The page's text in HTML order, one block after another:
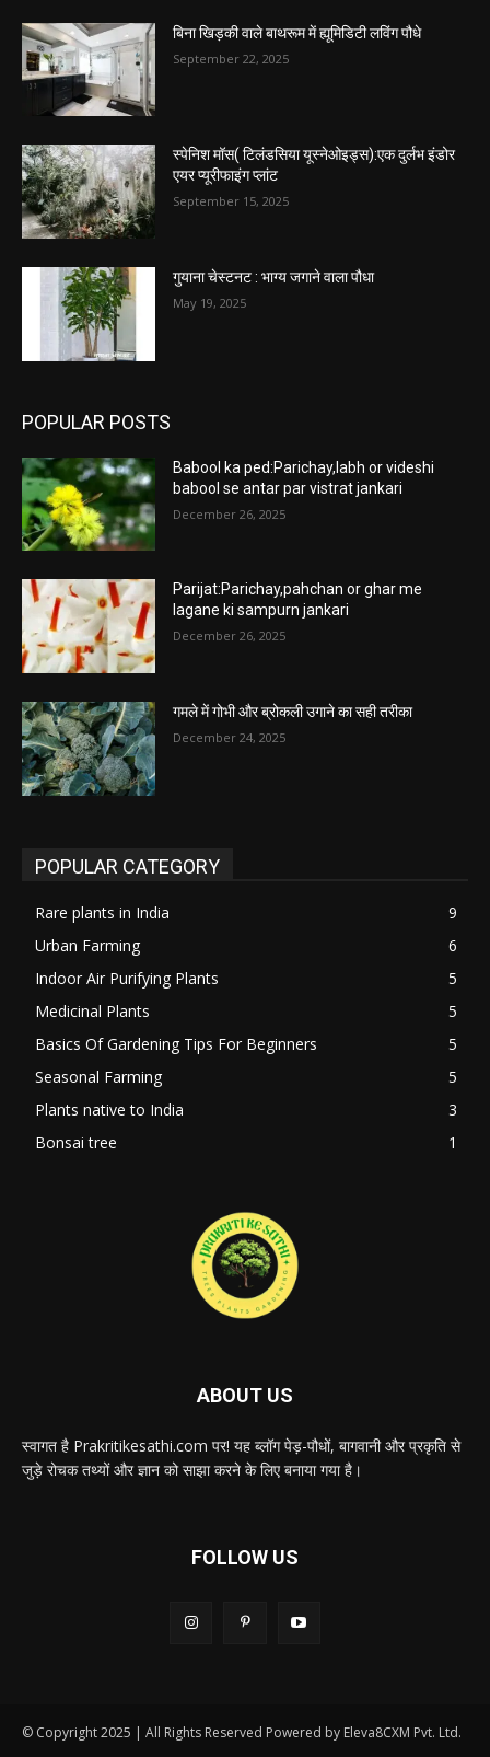
बिना खिड़की वाले बाथरूम में ह्यूमिडिटी लविंग पौधे
September 22, 2025
स्पेनिश मॉस( टिलंडसिया यूस्नेओइड्स):एक दुर्लभ इंडोर
एयर प्यूरीफाइंग प्लांट
September 15, 2025
गुयाना चेस्टनट : भाग्य जगाने वाला पौधा
May 19, 2025
POPULAR POSTS
Babool ka ped:Parichay,labh or videshi
babool se antar par vistrat jankari
December 26, 2025
Parijat:Parichay,pahchan or ghar me
lagane ki sampurn jankari
December 26, 2025
गमले में गोभी और ब्रोकली उगाने का सही तरीका
December 24, 2025
POPULAR CATEGORY
Rare plants in India
9
Urban Farming
6
Indoor Air Purifying Plants
5
Medicinal Plants
5
Basics Of Gardening Tips For Beginners
5
Seasonal Farming
5
Plants native to India
3
Bonsai tree
1
ABOUT US
स्वागत है Prakritikesathi.com पर! यह ब्लॉग पेड़-पौधों, बागवानी और प्रकृति से
जुड़े रोचक तथ्यों और ज्ञान को साझा करने के लिए बनाया गया है।
FOLLOW US
© Copyright 2025 | All Rights Reserved Powered by Eleva8CXM Pvt. Ltd.